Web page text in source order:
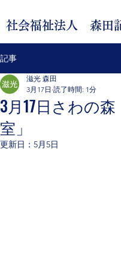
社会福祉法人 森田
記事
3月17日さわの
室」
滋光 森田
3月17日 読了時間: 1分
更新日： 5月5日